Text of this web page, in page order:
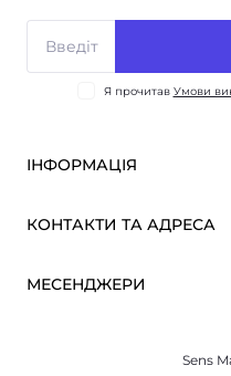
Я прочитав Умови
ІНФОРМАЦІЯ
ОПТ
Про нас
Повернення товару
КОНТАКТИ ТА АДРЕСА
МЕСЕНДЖЕРИ
Sens